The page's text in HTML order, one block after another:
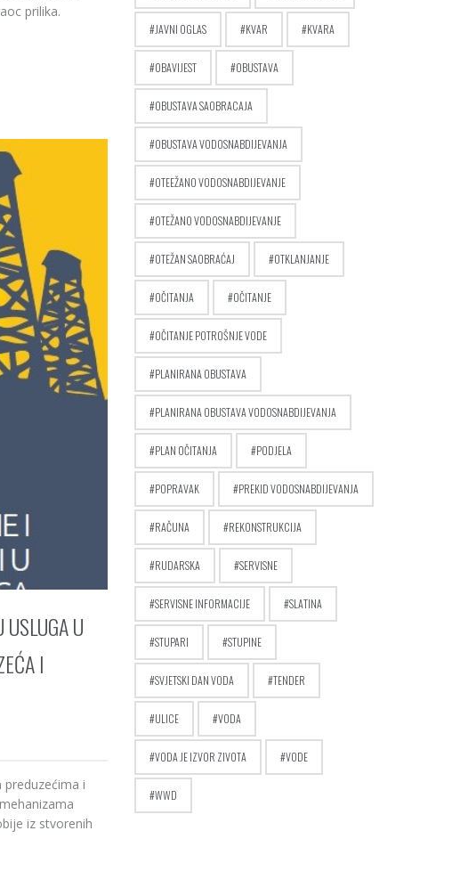
prilika.
U
I
i
iz stvorenih
JAVNI OGLAS KVAR KVARA
OBAVIJEST OBUSTAVA
OBUSTAVA SAOBRACAJA
OBUSTAVA VODOSNABDIJEVANJA
OTEEŽANO VODOSNABDIJEVANJE
OTEŽANO VODOSNABDIJEVANJE
OTEŽAN SAOBRAĆAJ OTKLANJANJE
OČITANJA OČITANJE
OČITANJE POTROŠNJE VODE
PLANIRANA OBUSTAVA
PLANIRANA OBUSTAVA VODOSNABDIJEVANJA
PLAN OČITANJA PODJELA
POPRAVAK PREKID VODOSNABDIJEVANJA
RAČUNA REKONSTRUKCIJA
RUDARSKA SERVISNE
SERVISNE INFORMACIJE SLATINA
STUPARI STUPINE
SVJETSKI DAN VODA TENDER
ULICE VODA
VODA JE IZVOR ZIVOTA VODE
WWD